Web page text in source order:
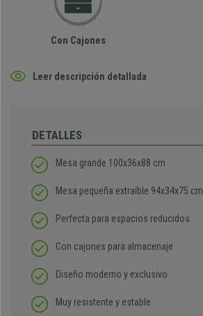
Con Cajones
Leer descripción detallada
DETALLES
Mesa grande 100x36x88 cm
Mesa pequeña extraíble 94x34x75 cm
Perfecta para espacios reducidos
Con cajones para almacenaje
Diseño moderno y exclusivo
Muy resistente y estable